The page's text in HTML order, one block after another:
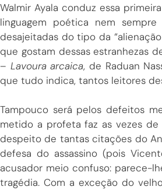
Walmir Ayala conduz essa
linguagem poética nem
desajeitadas do tipo da
que gostam dessas estranhezas
– Lavoura arcaica, de Raduan
que tudo indica, tantos leitores
Tampouco será pelos defeitos
metido a profeta faz as vezes
despeito de tantas citações do
defesa do assassino (pois
acusador meio confuso: parece-
tragédia. Com a exceção do